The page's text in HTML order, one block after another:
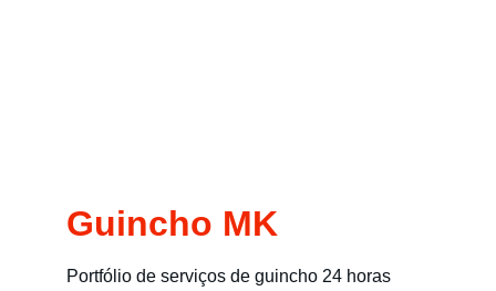
Guincho MK
Portfólio de serviços de guincho 24 horas